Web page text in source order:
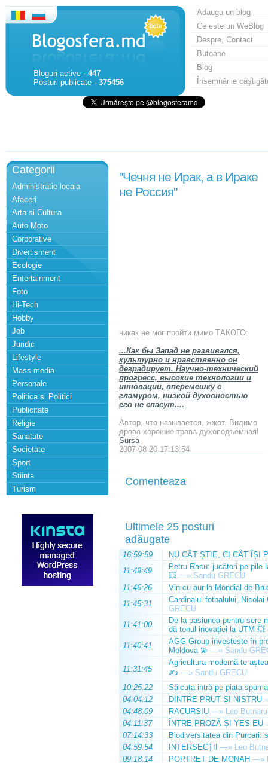
Bloguri active - 447
Posturi publicate - 375456
Adauga un blog
Ce este un WeBlog
Despre, Contact
Butoane
Blog
Însemnările
Categorii
Administratie locala
Afaceri
Arta si Cultura
Auto Moto
Corporative
Divertisment
Ecologie
Entertainment
Foto
Hi-Tech
Hobby
Job
Juridic
Lifestyle
Mass-media
Personale
Politica si Politici
Publicitate
Religie
Sanatate
Societate
Sport
Stiinta
Turism
"Чечня не Ирак, а в Ираке
не Россия"
никак не мог пройти мимо ТАКОГО:
...Как бы Запад не развивался,
культурно и нравственно он
деградирует. Научно-технический
прогресс, высокие технологии и
инновации, вперемешку с
гламуром, низкой духовностью
его не спасут....
Автор, что называется, жжот. Видимо
дрова хорошие трава духоподъёмная!
Sursa
2007-08-20 17:13:54
Comenteaza
Ultimele 25 posturi
adăugate
16:59:59
NU CÂT ȘTIE, CI CÂT ÎȘI
11:49:49
Petru Racu: jucători pe pile
💥 —» Sandu GRECU
11:46:26
Vin cu aur la Mondial de
11:45:31
Cardinalul fotbalului,
GRECU
11:41:00
De la pasiunea pentru sere
dă tonul inovației la UTM 💥
11:40:41
AGG Group investește în
Moldova 💫 —» Sandu
11:31:45
Agricultura modernă te
✍️ —» Sandu GRECU
10:25:22
Sălcuța intră pe piața
04:04:12
DINTRE PRUT ȘI NISTRU
04:48:09
RACURSIU —» Leo Butnaru
04:11:37
ÎNTRE PROZĂ ȘI YES-EU
07:14:33
Biodiversitatea din Purcari:
04:59:54
INTERSECȚII —» Leo
09:18:14
PORTRET DE MONAH —»